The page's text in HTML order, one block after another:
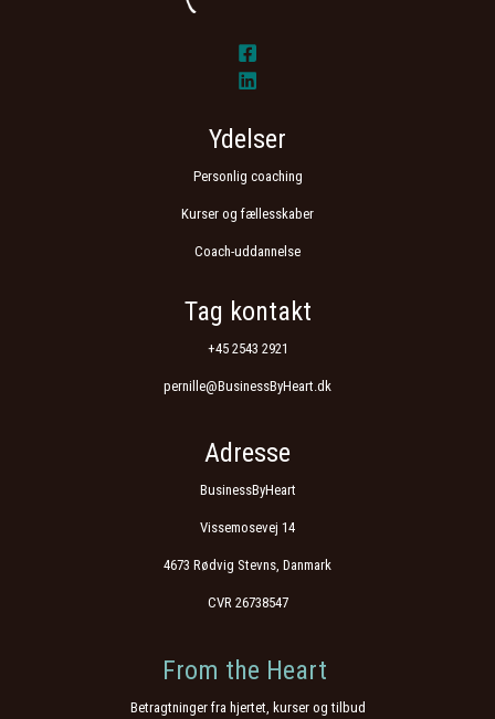
Ydelser
Personlig coaching
Kurser og fællesskaber
Coach-uddannelse
Tag kontakt
+45 2543 2921
pernille@BusinessByHeart.dk
Adresse
BusinessByHeart
Vissemosevej 14
4673 Rødvig Stevns, Danmark
CVR 26738547
From the Heart
Betragtninger fra hjertet, kurser og tilbud